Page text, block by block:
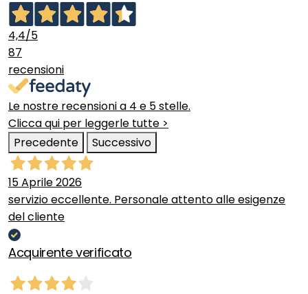
4,4/5
87
recensioni
Le nostre recensioni a 4 e 5 stelle.
Clicca qui per leggerle tutte >
Precedente
Successivo
15 Aprile 2026
servizio eccellente. Personale attento alle esigenze
del cliente
Acquirente verificato